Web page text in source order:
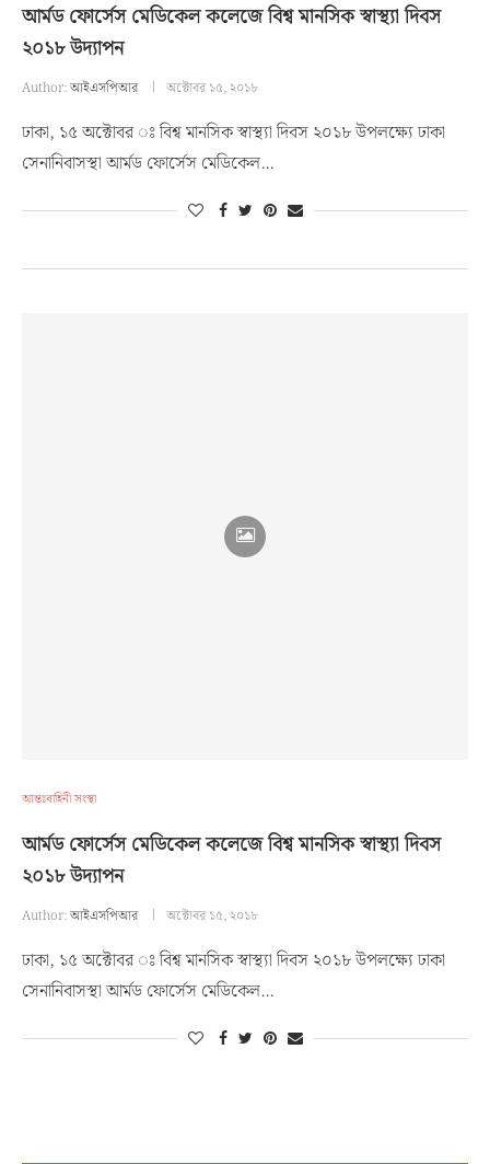
আর্মড ফোর্সেস মেডিকেল কলেজে বিশ্ব মানসিক স্বাস্থ্যা দিবস
২০১৮ উদ্যাপন
Author:আইএসপিআর অক্টোবর ১৫, ২০১৮
ঢাকা, ১৫ অক্টোবর ঃ বিশ্ব মানসিক স্বাস্থ্যা দিবস ২০১৮ উপলক্ষ্যে ঢাকা
সেনানিবাসস্থা আর্মড ফোর্সেস মেডিকেল…
আন্তঃবাহিনী সংস্থা
আর্মড ফোর্সেস মেডিকেল কলেজে বিশ্ব মানসিক স্বাস্থ্যা দিবস
২০১৮ উদ্যাপন
Author:আইএসপিআর অক্টোবর ১৫, ২০১৮
ঢাকা, ১৫ অক্টোবর ঃ বিশ্ব মানসিক স্বাস্থ্যা দিবস ২০১৮ উপলক্ষ্যে ঢাকা
সেনানিবাসস্থা আর্মড ফোর্সেস মেডিকেল…